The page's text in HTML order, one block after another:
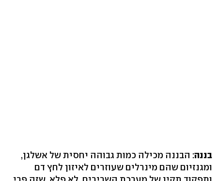
בננה: הבננה מכילה כמות גבוהה יחסית של אשלגן,
ומגנזיום שהם מינרלים שעוזרים לאיזון לחץ דם